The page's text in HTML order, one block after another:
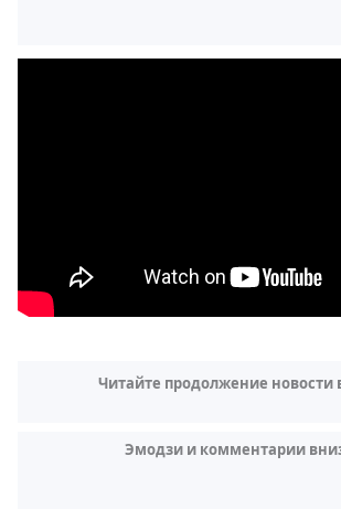
Читайте продолжение новости
Эмодзи и комментарии